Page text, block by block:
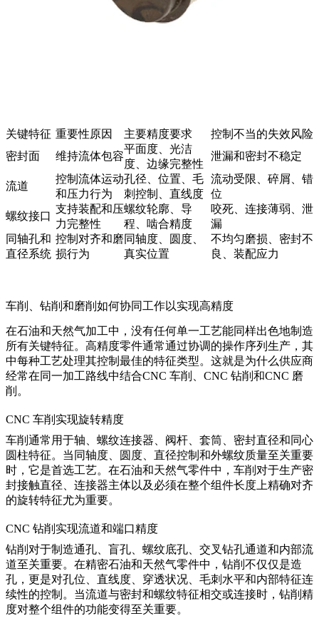
关键特征 重要性原因 主要精度要求
控制不当的失效风险
密封面
维持流体包容
平面度、光洁
度、边缘完整性
泄漏和密封不稳定
流道
控制流体运动
和压力行为
孔径、位置、毛
刺控制、直线度
流动受限、碎屑、错
位
螺纹接口
支持装配和压
力完整性
螺纹轮廓、导
程、啮合精度
咬死、连接薄弱、泄
漏
同轴孔和
直径系统
控制对齐和磨
损行为
同轴度、圆度、
真实位置
不均匀磨损、密封不
良、装配应力
车削、钻削和磨削如何协同工作以实现高精度
在石油和天然气加工中，没有任何单一工艺能同样出色地制造
所有关键特征。高精度零件通常通过协调的操作序列生产，其
中每种工艺处理其控制最佳的特征类型。这就是为什么供应商
经常在同一加工路线中结合CNC 车削 CNC 钻削 和CNC 磨
削 。
CNC 车削实现旋转精度
车削通常用于轴、螺纹连接器、阀杆、套筒、密封直径和同心
圆柱特征。当同轴度、圆度、直径控制和外螺纹质量至关重要
时，它是首选工艺。在石油和天然气零件中，车削对于生产密
封接触直径、连接器主体以及必须在整个组件长度上精确对齐
的旋转特征尤为重要。
CNC 钻削实现流道和端口精度
钻削对于制造通孔、盲孔、螺纹底孔、交叉钻孔通道和内部流
道至关重要。在精密石油和天然气零件中，钻削不仅仅是造
孔，更是对孔位、直线度、穿透状况、毛刺水平和内部特征连
续性的控制。当流道与密封和螺纹特征相交或连接时，钻削精
度对整个组件的功能变得至关重要。